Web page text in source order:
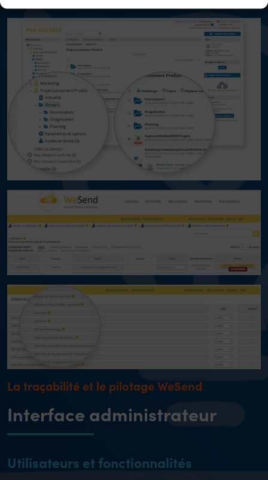
La traçabilité et le pilotage WeSend
Interface administrateur
Utilisateurs et fonctionnalités